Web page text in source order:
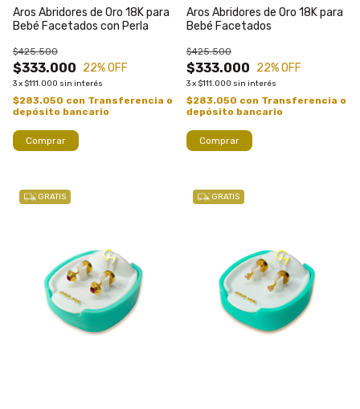
Aros Abridores de Oro 18K para
Bebé Facetados con Perla
$333.000
$425.500
22% OFF
3x $111.000 sin interés
$283.050 con Transferencia o
depósito bancario
Aros Abridores de Oro 18K para
Bebé Facetados
$333.000
$425.500
22% OFF
3x $111.000 sin interés
$283.050 con Transferencia o
depósito bancario
GRATIS GRATIS